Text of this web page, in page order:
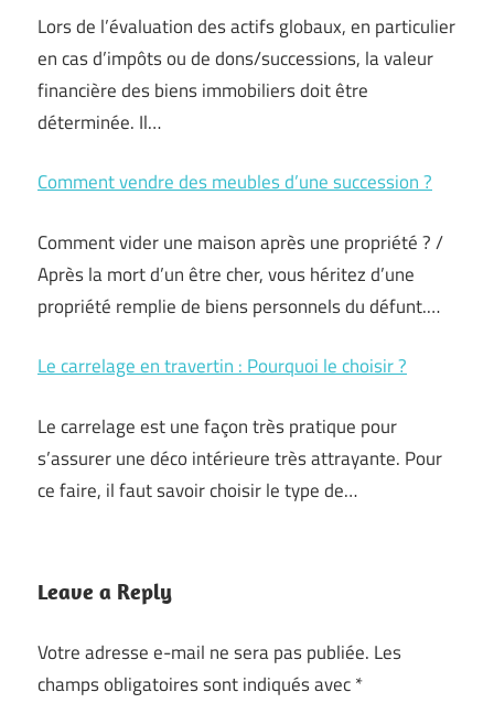
Lors de l’évaluation des actifs globaux, en particulier
en cas d’impôts ou de dons/successions, la valeur
financière des biens immobiliers doit être
déterminée. Il…
Comment vendre des meubles d’une succession ?
Comment vider une maison après une propriété ? /
Après la mort d’un être cher, vous héritez d’une
propriété remplie de biens personnels du défunt.…
Le carrelage en travertin : Pourquoi le choisir ?
Le carrelage est une façon très pratique pour
s’assurer une déco intérieure très attrayante. Pour
ce faire, il faut savoir choisir le type de…
Leave a Reply
Votre adresse e-mail ne sera pas publiée. Les
champs obligatoires sont indiqués avec*